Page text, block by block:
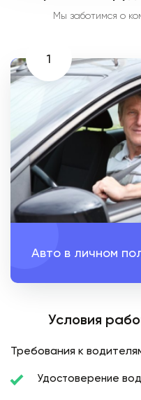
Мы заботимся о
1
Авто в личном
Условия
Требования к
Удостоверение